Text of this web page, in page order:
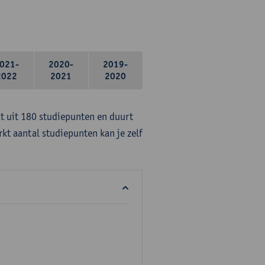
2020-
2021
2019-
2020
uit 180 studiepunten en duurt
aantal studiepunten kan je zelf